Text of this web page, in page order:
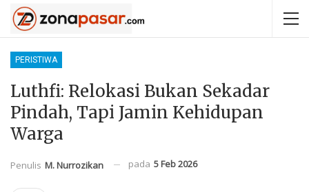
PERISTIWA
Luthfi: Relokasi Bukan Sekadar
Pindah, Tapi Jamin Kehidupan
Warga
Penulis M. Nurrozikan pada 5 Feb 2026